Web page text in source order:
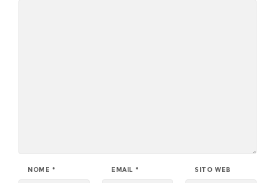
NOME * EMAIL * SITO WEB